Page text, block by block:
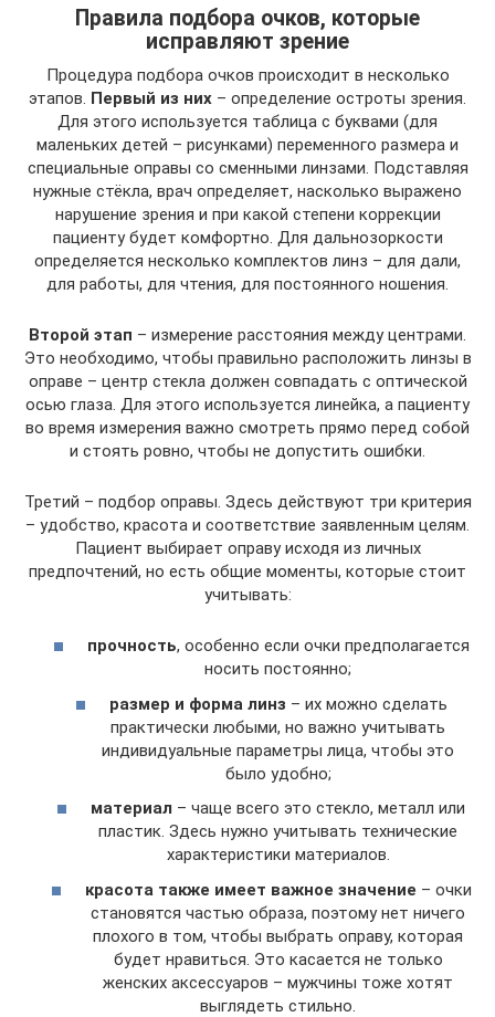
Правила подбора очков, которые
исправляют зрение
Процедура подбора очков происходит в несколько
этапов. Первый из них – определение остроты зрения.
Для этого используется таблица с буквами (для
маленьких детей – рисунками) переменного размера и
специальные оправы со сменными линзами. Подставляя
нужные стёкла, врач определяет, насколько выражено
нарушение зрения и при какой степени коррекции
пациенту будет комфортно. Для дальнозоркости
определяется несколько комплектов линз – для дали,
для работы, для чтения, для постоянного ношения.
Второй этап – измерение расстояния между центрами.
Это необходимо, чтобы правильно расположить линзы в
оправе – центр стекла должен совпадать с оптической
осью глаза. Для этого используется линейка, а пациенту
во время измерения важно смотреть прямо перед собой
и стоять ровно, чтобы не допустить ошибки.
Третий – подбор оправы. Здесь действуют три критерия
– удобство, красота и соответствие заявленным целям.
Пациент выбирает оправу исходя из личных
предпочтений, но есть общие моменты, которые стоит
учитывать:
прочность, особенно если очки предполагается
носить постоянно;
размер и форма линз – их можно сделать
практически любыми, но важно учитывать
индивидуальные параметры лица, чтобы это
было удобно;
материал – чаще всего это стекло, металл или
пластик. Здесь нужно учитывать технические
характеристики материалов.
красота также имеет важное значение – очки
становятся частью образа, поэтому нет ничего
плохого в том, чтобы выбрать оправу, которая
будет нравиться. Это касается не только
женских аксессуаров – мужчины тоже хотят
выглядеть стильно.